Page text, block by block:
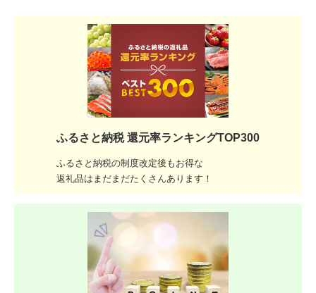
ふるさと納税 還元率ランキングTOP300
ふるさと納税の制度改定後もお得な
返礼品はまだまだたくさんあります！